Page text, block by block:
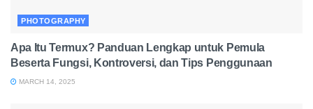
PHOTOGRAPHY
Apa Itu Termux? Panduan Lengkap untuk Pemula
Beserta Fungsi, Kontroversi, dan Tips Penggunaan
MARCH 14, 2025